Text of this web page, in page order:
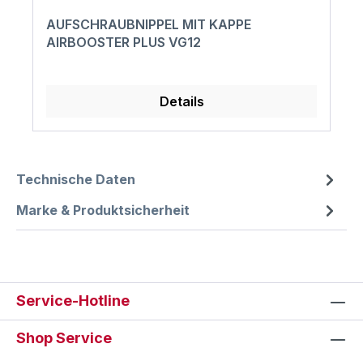
AUFSCHRAUBNIPPEL MIT KAPPE
AIRBOOSTER PLUS VG12
Details
Technische Daten
Marke & Produktsicherheit
Service-Hotline
Shop Service